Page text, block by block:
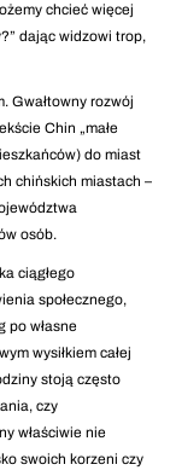
chcieć więcej
dając widzowi trop,
Gwałtowny rozwój
Chin „małe
do miast
chińskich miastach –
osób.
ciągłego
społecznego,
po własne
wysiłkiem całej
stoją często
czy
właściwie nie
swoich korzeni czy